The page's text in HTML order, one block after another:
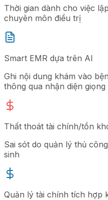
Thời gian dành cho việc
chuyên môn điều trị
Smart EMR dựa trên AI
Ghi nội dung khám vào
thông qua nhận diện giọng
Thất thoát tài chính/tồn
Sai sót do quản lý thủ
sinh
Quản lý tài chính tích hợp